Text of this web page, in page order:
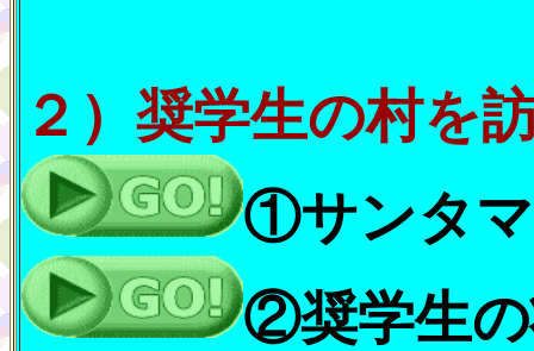
２） 奨学生の村を
①サンタ
②奨学生